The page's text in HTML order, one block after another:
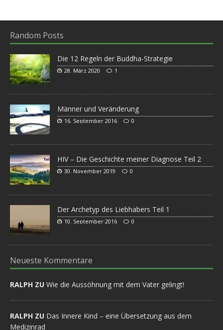
Random Posts
Die 12 Regeln der Buddha-Strategie
28. März 2020 1
Männer und Veränderung
16. September 2016 0
HIV – Die Geschichte meiner Diagnose Teil 2
30. November 2019 0
Der Archetyp des Liebhabers Teil 1
10. September 2016 0
Neueste Kommentare
RALPH ZU Wie die Aussöhnung mit dem Vater gelingt!
RALPH ZU Das Innere Kind – eine Übersetzung aus dem
Medizinrad